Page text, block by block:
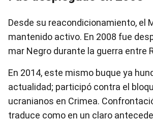
Desde su reacondicionamiento, el
mantenido activo. En 2008 fue
mar Negro durante la guerra entre
En 2014, este mismo buque ya
actualidad; participó contra el
ucranianos en Crimea.
traduce como en un claro